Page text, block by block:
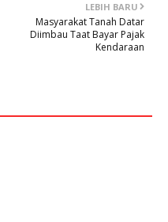
LEBIH BARU
Masyarakat Tanah Datar
Diimbau Taat Bayar Pajak
Kendaraan